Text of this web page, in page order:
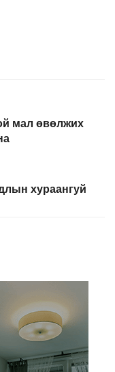
мал өвөлжих
хураангуй